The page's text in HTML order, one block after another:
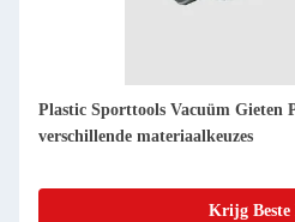
Optimalisatie van de prestaties
Service voor sportuitrusting
Krijg Beste